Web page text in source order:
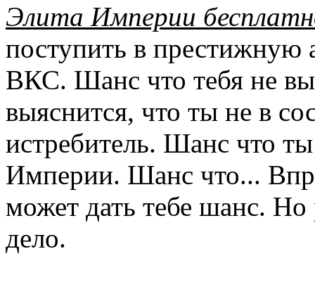
Элита Империи
поступить в
ВКС. Шанс что тебя не
выяснится, что ты не в
истребитель. Шанс что
Империи. Шанс что...
может дать тебе шанс. Но
дело.